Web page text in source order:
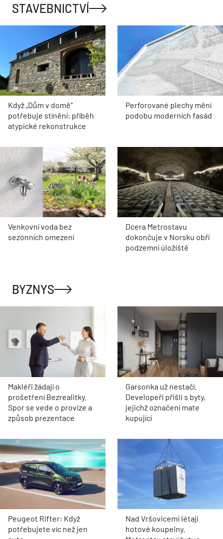
STAVEBNICTVÍ
Když „Dům v domě“
potřebuje stínění: příběh
atypické rekonstrukce
Perforované plechy mění
podobu moderních fasád
Venkovní voda bez
sezónních omezení
Dcera Metrostavu
dokončuje v Norsku obří
podzemní úložiště
BYZNYS
Makléři žádají o
prošetření Bezrealitky.
Spor se vede o provize a
způsob prezentace
Garsonka už nestačí.
Developeři přišli s byty,
jejichž označení mate
kupující
Peugeot Rifter: Když
potřebujete víc než jen
Nad Vršovicemi létají
hotové koupelny.